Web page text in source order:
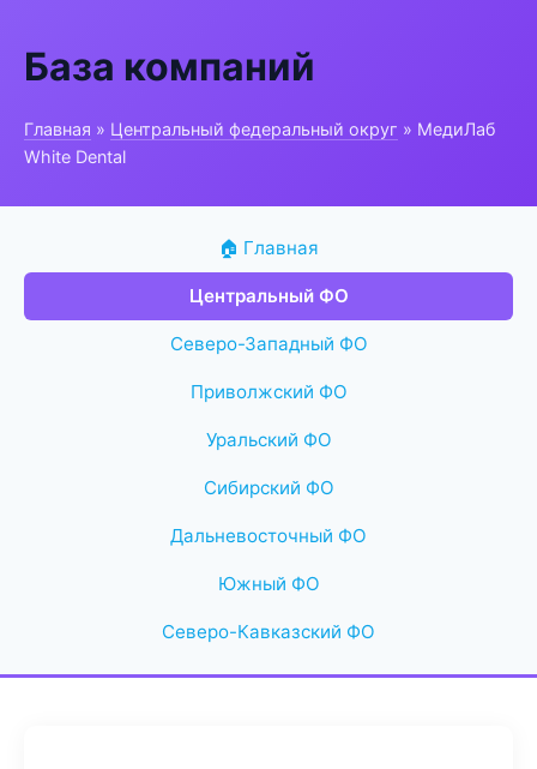
База компаний
Главная » Центральный федеральный округ » МедиЛаб
White Dental
🏠 Главная
Центральный ФО
Северо-Западный ФО
Приволжский ФО
Уральский ФО
Сибирский ФО
Дальневосточный ФО
Южный ФО
Северо-Кавказский ФО